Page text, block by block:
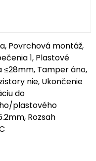
Povrchová montáž,
1, Plastové
Tamper áno,
nie, Ukončenie
do
plastového
Rozsah